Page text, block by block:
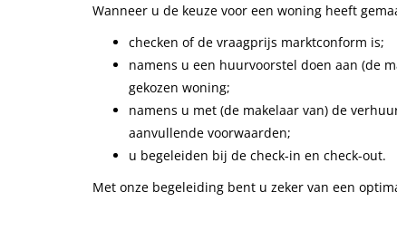
Wanneer u de keuze voor een woning heeft
checken of de vraagprijs marktconform is;
namens u een huurvoorstel doen aan (de
gekozen woning;
namens u met (de makelaar van) de
aanvullende voorwaarden;
u begeleiden bij de check-in en check-out.
Met onze begeleiding bent u zeker van een